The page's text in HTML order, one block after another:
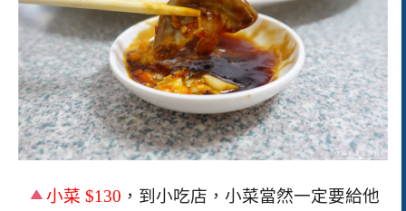
小菜 $130 ，到小吃店，小菜當然一定要給他